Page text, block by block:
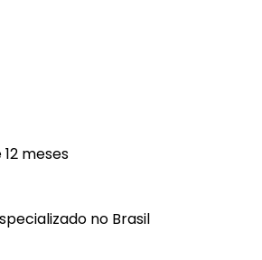
meses
no Brasil